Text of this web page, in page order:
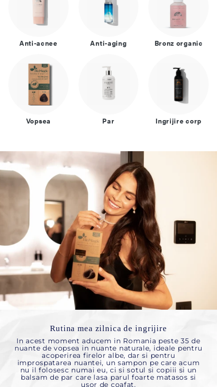
Anti-acnee Anti-aging Bronz organic
Vopsea Par Ingrijire corp
Rutina mea zilnica de ingrijire
In acest moment aducem in Romania peste 35 de
nuante de vopsea in nuante naturale, ideale pentru
acoperirea firelor albe, dar si pentru
improspatarea nuantei, un sampon pe care acum
nu il folosesc numai eu, ci si sotul si copiii si un
balsam de par care lasa parul foarte matasos si
usor de coafat.